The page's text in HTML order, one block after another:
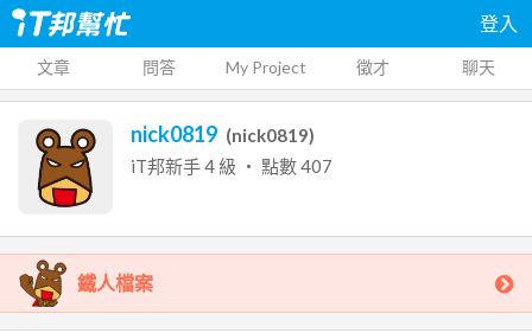
登入
文章 問答 My Project 徵才 聊天
nick0819 (nick0819)
iT邦新手4 級 ‧ 點數407
鐵人檔案